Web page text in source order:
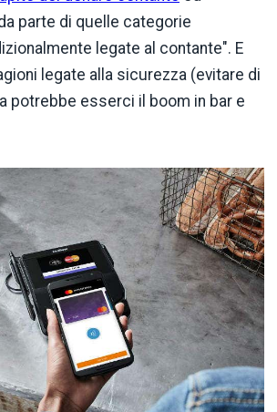
parte di quelle categorie
legate al contante". E
legate alla sicurezza (evitare di
potrebbe esserci il boom in bar e